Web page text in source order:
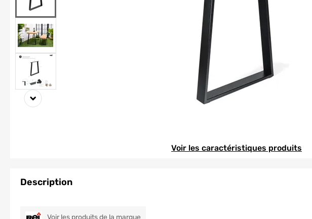
Element 1 sur 3
Voir les caractéristiques produits
Description